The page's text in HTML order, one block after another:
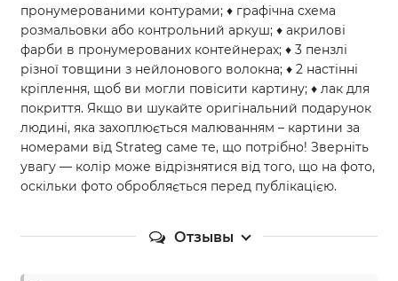
пронумерованими контурами; ♦ графічна схема
розмальовки або контрольний аркуш; ♦ акрилові
фарби в пронумерованих контейнерах; ♦ 3 пензлі
різної товщини з нейлонового волокна; ♦ 2 настінні
кріплення, щоб ви могли повісити картину; ♦ лак для
покриття. Якщо ви шукайте оригінальний подарунок
людині, яка захоплюється малюванням – картини за
номерами від Strateg саме те, що потрібно! Зверніть
увагу — колір може відрізнятися від того, що на фото,
оскільки фото обробляється перед публікацією.
Отзывы